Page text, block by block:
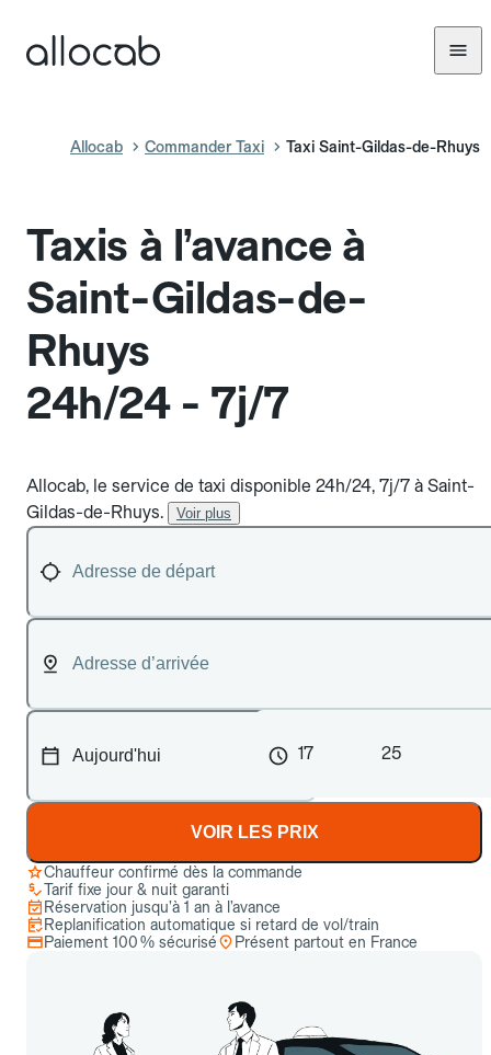
Allocab Commander Taxi Taxi Saint-Gildas-de-Rhuys
Taxis à l’avance à
Saint-Gildas-de-
Rhuys
24h/24 - 7j/7
Allocab, le service de taxi disponible 24h/24, 7j/7 à Saint-
Gildas-de-Rhuys.
Voir plus
17 25
VOIR LES PRIX
Chauffeur confirmé dès la commande
Tarif fixe jour & nuit garanti
Réservation jusqu’à 1 an à l’avance
Replanification automatique si retard de vol/train
Paiement 100 % sécurisé
Présent partout en France